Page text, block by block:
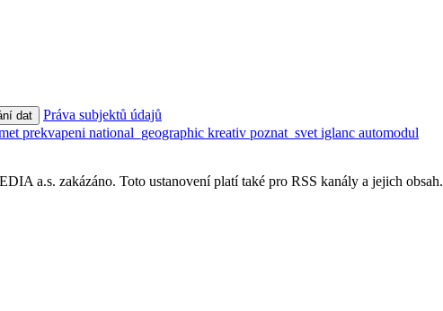
dat
Práva subjektů údajů
prekvapeni national_geographic kreativ poznat_svet iglanc automodul
a.s. zakázáno. Toto ustanovení platí také pro RSS kanály a jejich obsah.